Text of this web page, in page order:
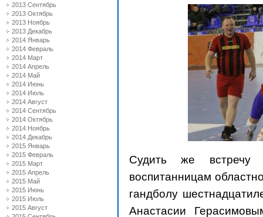
2013 Сентябрь
2013 Октябрь
2013 Ноябрь
2013 Декабрь
2014 Январь
2014 Февраль
2014 Март
2014 Апрель
2014 Май
2014 Июнь
2014 Июль
2014 Август
2014 Сентябрь
2014 Октябрь
2014 Ноябрь
2014 Декабрь
2015 Январь
2015 Февраль
2015 Март
2015 Апрель
2015 Май
2015 Июнь
2015 Июль
2015 Август
Судить же встречу
воспитанницам
гандболу
Анастасии